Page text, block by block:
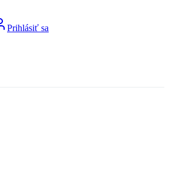
Prihlásiť sa